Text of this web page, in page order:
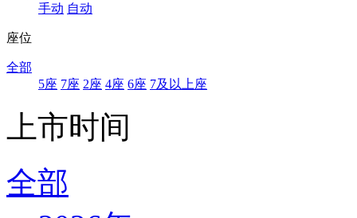
手动 自动
座位
全部
5座 7座 2座 4座 6座 7及以上座
上市时间
全部